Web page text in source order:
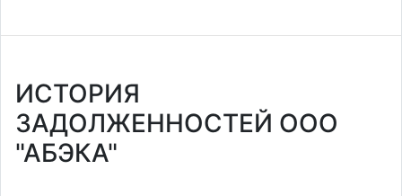
ИСТОРИЯ
ЗАДОЛЖЕННОСТЕЙ ООО
"АБЭКА"